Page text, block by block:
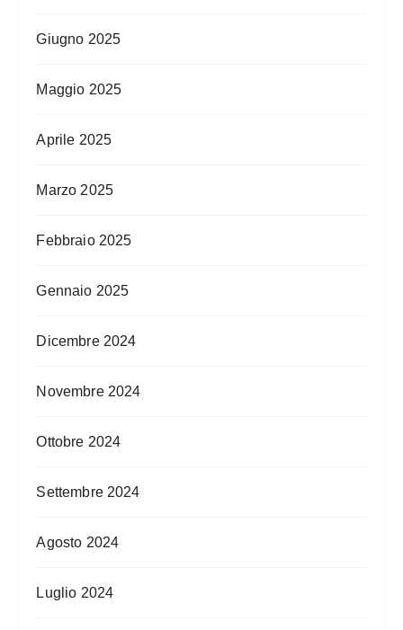
Giugno 2025
Maggio 2025
Aprile 2025
Marzo 2025
Febbraio 2025
Gennaio 2025
Dicembre 2024
Novembre 2024
Ottobre 2024
Settembre 2024
Agosto 2024
Luglio 2024